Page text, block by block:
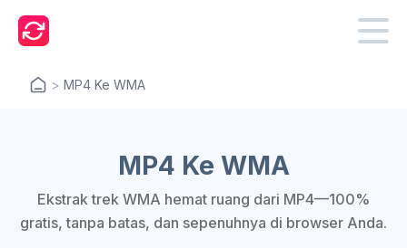
> MP4 Ke WMA
MP4 Ke WMA
Ekstrak trek WMA hemat ruang dari MP4—100%
gratis, tanpa batas, dan sepenuhnya di browser Anda.